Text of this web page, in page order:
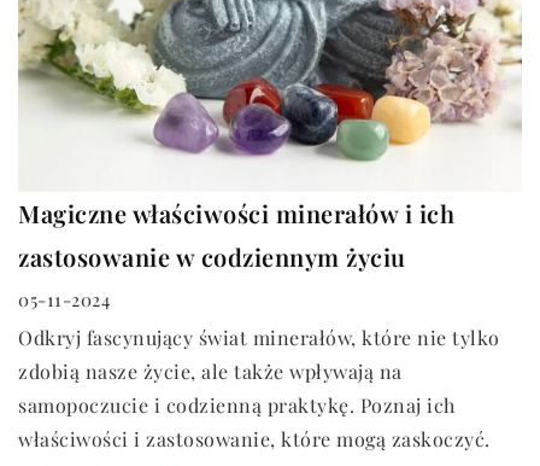
Magiczne właściwości minerałów i ich
zastosowanie w codziennym życiu
05-11-2024
Odkryj fascynujący świat minerałów, które nie tylko
zdobią nasze życie, ale także wpływają na
samopoczucie i codzienną praktykę. Poznaj ich
właściwości i zastosowanie, które mogą zaskoczyć.